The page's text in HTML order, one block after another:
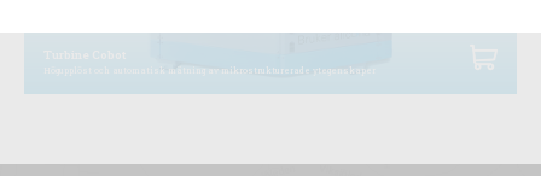
Högupplöst och automatisk mätning av mikrostrukturerade ytegenskaper